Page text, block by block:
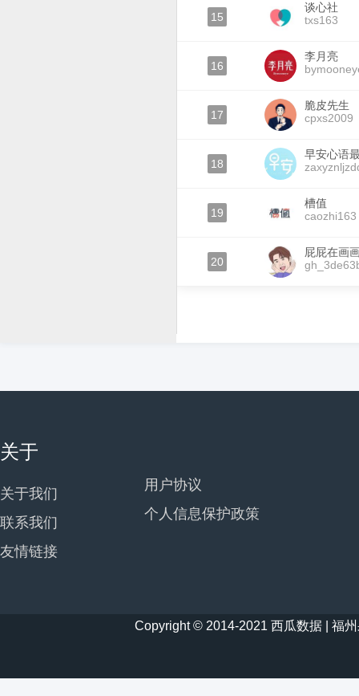
15
谈心社
txs163
16
李月亮
17
脆皮先生
cpxs2009
18
早安心语
19
槽值
caozhi163
20
屁屁在画
关于
关于我们
联系我们
友情链接
用户协议
个人信息保护政策
Copyright © 2014-2021 西瓜数据 | 福